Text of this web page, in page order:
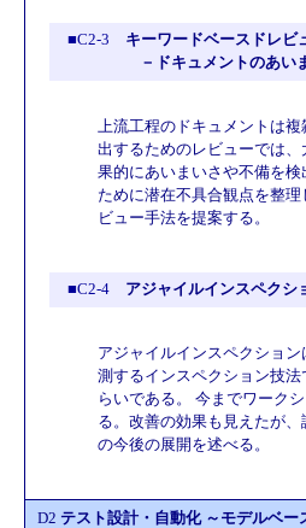
■C2-3
キーワードベースドレビ
－ドキュメントのあい
上流工程のドキュメントは
出するためのレビューでは
果的にあいまいさや不備を
ために潜在不具合観点を整
ビュー手法を提案する。
■C2-4 アジャイルインスペクシ
アジャイルインスペクショ
測するインスペクション技
らいである。 今までワーク
る。改善の効果も見えたが
の今後の展開を述べる。
D2 テスト設計・自動化 ～モデルベー